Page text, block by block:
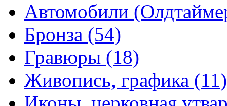
Автомобили
Бронза (54)
Гравюры (18)
Живопись, графика (11)